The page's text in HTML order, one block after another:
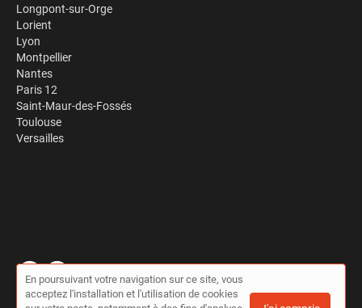
Longpont-sur-Orge
Lorient
Lyon
Montpellier
Nantes
Paris 12
Saint-Maur-des-Fossés
Toulouse
Versailles
© Travaux à la pelle 2026 |Plan du site|Mon compte Contact
En poursuivant votre navigation sur ce site, vous
acceptez l'installation et l'utilisation de cookies